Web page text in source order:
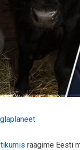
räägime Eesti